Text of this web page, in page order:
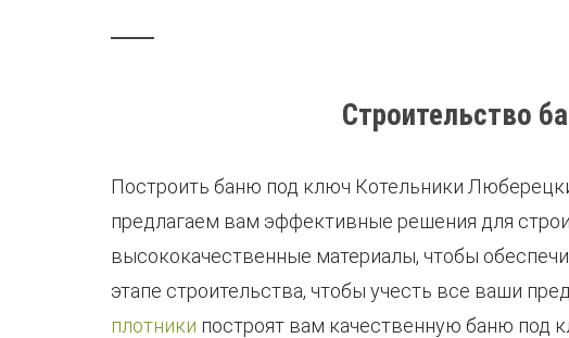
Строительство
Построить баню под ключ Котельники
предлагаем вам эффективные решения для
высококачественные материалы, чтобы
этапе строительства, чтобы учесть все ваши
плотники построят вам качественную баню под